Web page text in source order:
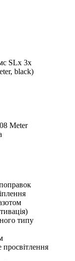
SLx 3x
black)
Meter
типу
просвітлення